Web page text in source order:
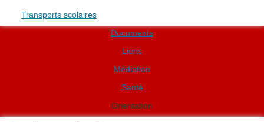
Transports scolaires
Documents
Liens
Médiation
Santé
Orientation